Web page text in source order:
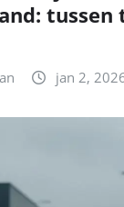
jan 2,